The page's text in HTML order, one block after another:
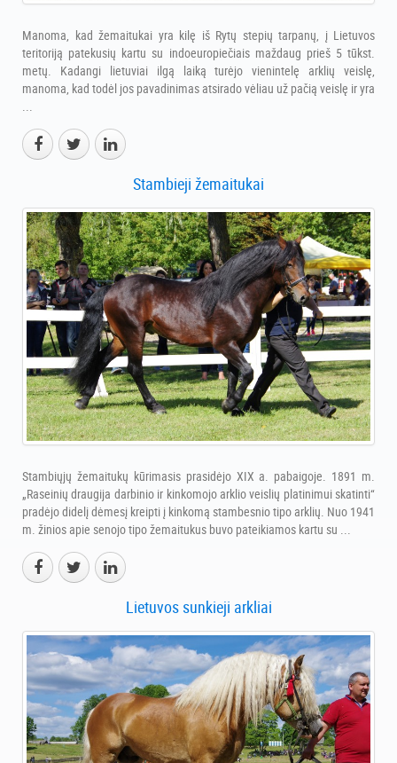
Manoma, kad žemaitukai yra kilę iš Rytų stepių tarpanų, į Lietuvos
teritoriją patekusių kartu su indoeuropiečiais maždaug prieš 5 tūkst.
metų. Kadangi lietuviai ilgą laiką turėjo vienintelę arklių veislę,
manoma, kad todėl jos pavadinimas atsirado vėliau už pačią veislę ir yra
...
Stambieji žemaitukai
Stambiųjų žemaitukų kūrimasis prasidėjo XIX a. pabaigoje. 1891 m.
„Raseinių draugija darbinio ir kinkomojo arklio veislių platinimui skatinti“
pradėjo didelį dėmesį kreipti į kinkomą stambesnio tipo arklių. Nuo 1941
m. žinios apie senojo tipo žemaitukus buvo pateikiamos kartu su ...
Lietuvos sunkieji arkliai